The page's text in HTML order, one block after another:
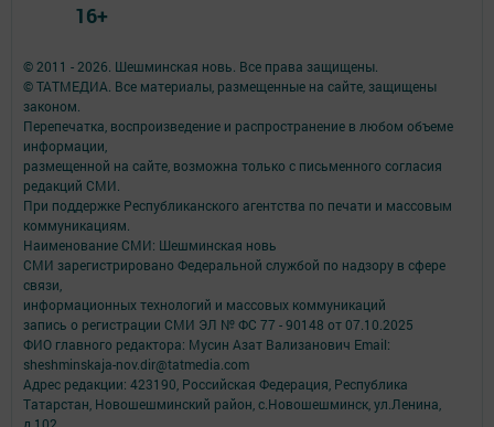
© 2011 - 2026. Шешминская новь. Все права защищены.
© ТАТМЕДИА. Все материалы, размещенные на сайте, защищены
законом.
Перепечатка, воспроизведение и распространение в любом объеме
информации,
размещенной на сайте, возможна только с письменного согласия
редакций СМИ.
При поддержке Республиканского агентства по печати и массовым
коммуникациям.
Наименование СМИ: Шешминская новь
СМИ зарегистрировано Федеральной службой по надзору в сфере
связи,
информационных технологий и массовых коммуникаций
запись о регистрации СМИ ЭЛ № ФС 77 - 90148 от 07.10.2025
ФИО главного редактора: Мусин Азат Вализанович Email:
sheshminskaja-nov.dir@tatmedia.com
Адрес редакции: 423190, Российская Федерация, Республика
Татарстан, Новошешминский район, с.Новошешминск, ул.Ленина,
д.102.
16+